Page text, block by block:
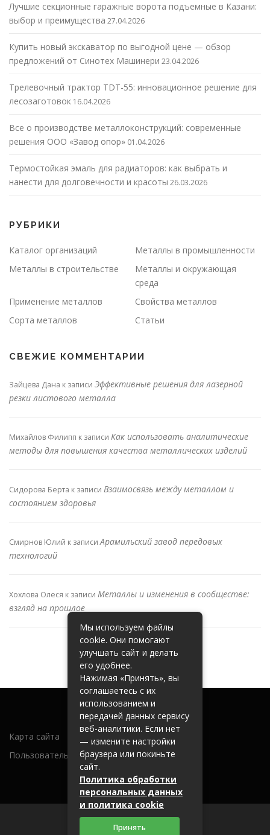
Лучшие секционные гаражные ворота подъемные в Казани:
выбор и преимущества 27.04.2026
Купить новый экскаватор по выгодной цене — обзор
предложений от Синотех Машинери 23.04.2026
Трелевочный трактор TDT-55: инновационное решение для
лесозаготовок 16.04.2026
Все о производстве металлоконструкций: современные
решения ООО «Завод опор» 01.04.2026
Термостойкая эмаль для радиаторов: как выбрать и
нанести для долговечности и красоты 26.03.2026
РУБРИКИ
Каталог организаций
Металлы в промышленности
Металлы в строительстве
Металлы и окружающая
среда
Применение металлов
Свойства металлов
Сорта металлов
Статьи
СВЕЖИЕ КОММЕНТАРИИ
Зайцева Дана к записи Эффективные решения для лазерной
резки листового металла
Михайлов Филипп к записи Как использовать аналитические
методы для повышения качества металлических изделий
Сидорова Берта к записи Взаимосвязь между металлом и
состоянием здоровья
Смирнов Юлий к записиАрамильский завод передовых
технологий
Хохлова Олеся к записи Металлы и изменения в сообществе:
взгляд на прошлое
Карта сайта
Пользовательское соглашение
2026 (c) metallobaza31.ru
Мы используем файлы
cookie. Они помогают
улучшать сайт и делать
его удобнее.
Нажимая «Принять», вы
соглашаетесь с их
использованием и
передачей данных сервису
веб-аналитики. Если нет
— измените настройки
браузера или покиньте
сайт.
Политика обработки
персональных данных
и политика cookie
Принять